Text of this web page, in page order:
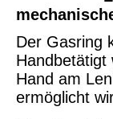
Der Gasring
Handbetätigt
Hand am
ermöglicht